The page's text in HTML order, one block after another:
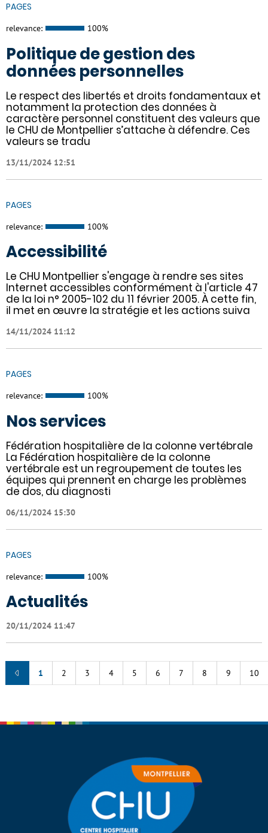
PAGES
relevance: 100%
Politique de gestion des
données personnelles
Le respect des libertés et droits fondamentaux et
notamment la protection des données à
caractère personnel constituent des valeurs que
le CHU de Montpellier s’attache à défendre. Ces
valeurs se tradu
13/11/2024 12:51
PAGES
relevance: 100%
Accessibilité
Le CHU Montpellier s'engage à rendre ses sites
Internet accessibles conformément à l'article 47
de la loi n° 2005-102 du 11 février 2005. À cette fin,
il met en œuvre la stratégie et les actions suiva
14/11/2024 11:12
PAGES
relevance: 100%
Nos services
Fédération hospitalière de la colonne vertébrale
La Fédération hospitalière de la colonne
vertébrale est un regroupement de toutes les
équipes qui prennent en charge les problèmes
de dos, du diagnosti
06/11/2024 15:30
PAGES
relevance: 100%
Actualités
20/11/2024 11:47
1 2 3 4 5 6 7 8 9 10